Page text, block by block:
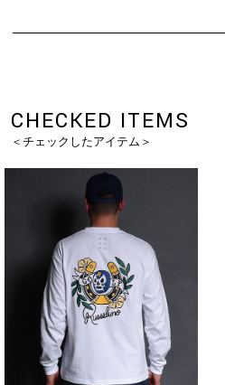
CHECKED ITEMS
＜チェックしたアイテム＞